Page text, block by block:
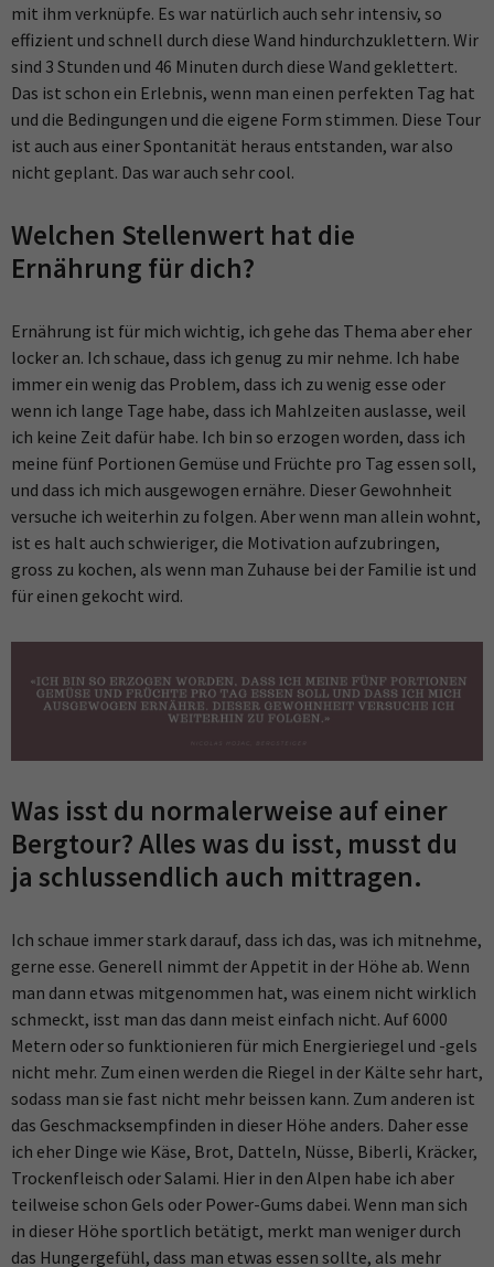
mit ihm verknüpfe. Es war natürlich auch sehr intensiv, so
effizient und schnell durch diese Wand hindurchzuklettern. Wir
sind 3 Stunden und 46 Minuten durch diese Wand geklettert.
Das ist schon ein Erlebnis, wenn man einen perfekten Tag hat
und die Bedingungen und die eigene Form stimmen. Diese Tour
ist auch aus einer Spontanität heraus entstanden, war also
nicht geplant. Das war auch sehr cool.
Welchen Stellenwert hat die
Ernährung für dich?
Ernährung ist für mich wichtig, ich gehe das Thema aber eher
locker an. Ich schaue, dass ich genug zu mir nehme. Ich habe
immer ein wenig das Problem, dass ich zu wenig esse oder
wenn ich lange Tage habe, dass ich Mahlzeiten auslasse, weil
ich keine Zeit dafür habe. Ich bin so erzogen worden, dass ich
meine fünf Portionen Gemüse und Früchte pro Tag essen soll,
und dass ich mich ausgewogen ernähre. Dieser Gewohnheit
versuche ich weiterhin zu folgen. Aber wenn man allein wohnt,
ist es halt auch schwieriger, die Motivation aufzubringen,
gross zu kochen, als wenn man Zuhause bei der Familie ist und
für einen gekocht wird.
Was isst du normalerweise auf einer
Bergtour? Alles was du isst, musst du
ja schlussendlich auch mittragen.
Ich schaue immer stark darauf, dass ich das, was ich mitnehme,
gerne esse. Generell nimmt der Appetit in der Höhe ab. Wenn
man dann etwas mitgenommen hat, was einem nicht wirklich
schmeckt, isst man das dann meist einfach nicht. Auf 6000
Metern oder so funktionieren für mich Energieriegel und -gels
nicht mehr. Zum einen werden die Riegel in der Kälte sehr hart,
sodass man sie fast nicht mehr beissen kann. Zum anderen ist
das Geschmacksempfinden in dieser Höhe anders. Daher esse
ich eher Dinge wie Käse, Brot, Datteln, Nüsse, Biberli, Kräcker,
Trockenfleisch oder Salami. Hier in den Alpen habe ich aber
teilweise schon Gels oder Power-Gums dabei. Wenn man sich
in dieser Höhe sportlich betätigt, merkt man weniger durch
das Hungergefühl, dass man etwas essen sollte, als mehr